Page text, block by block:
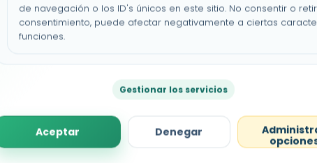
de navegación o los ID's únicos en este sitio. No consentir o
consentimiento, puede afectar negativamente a ciertas
funciones.
Gestionar los servicios
Aceptar Denegar